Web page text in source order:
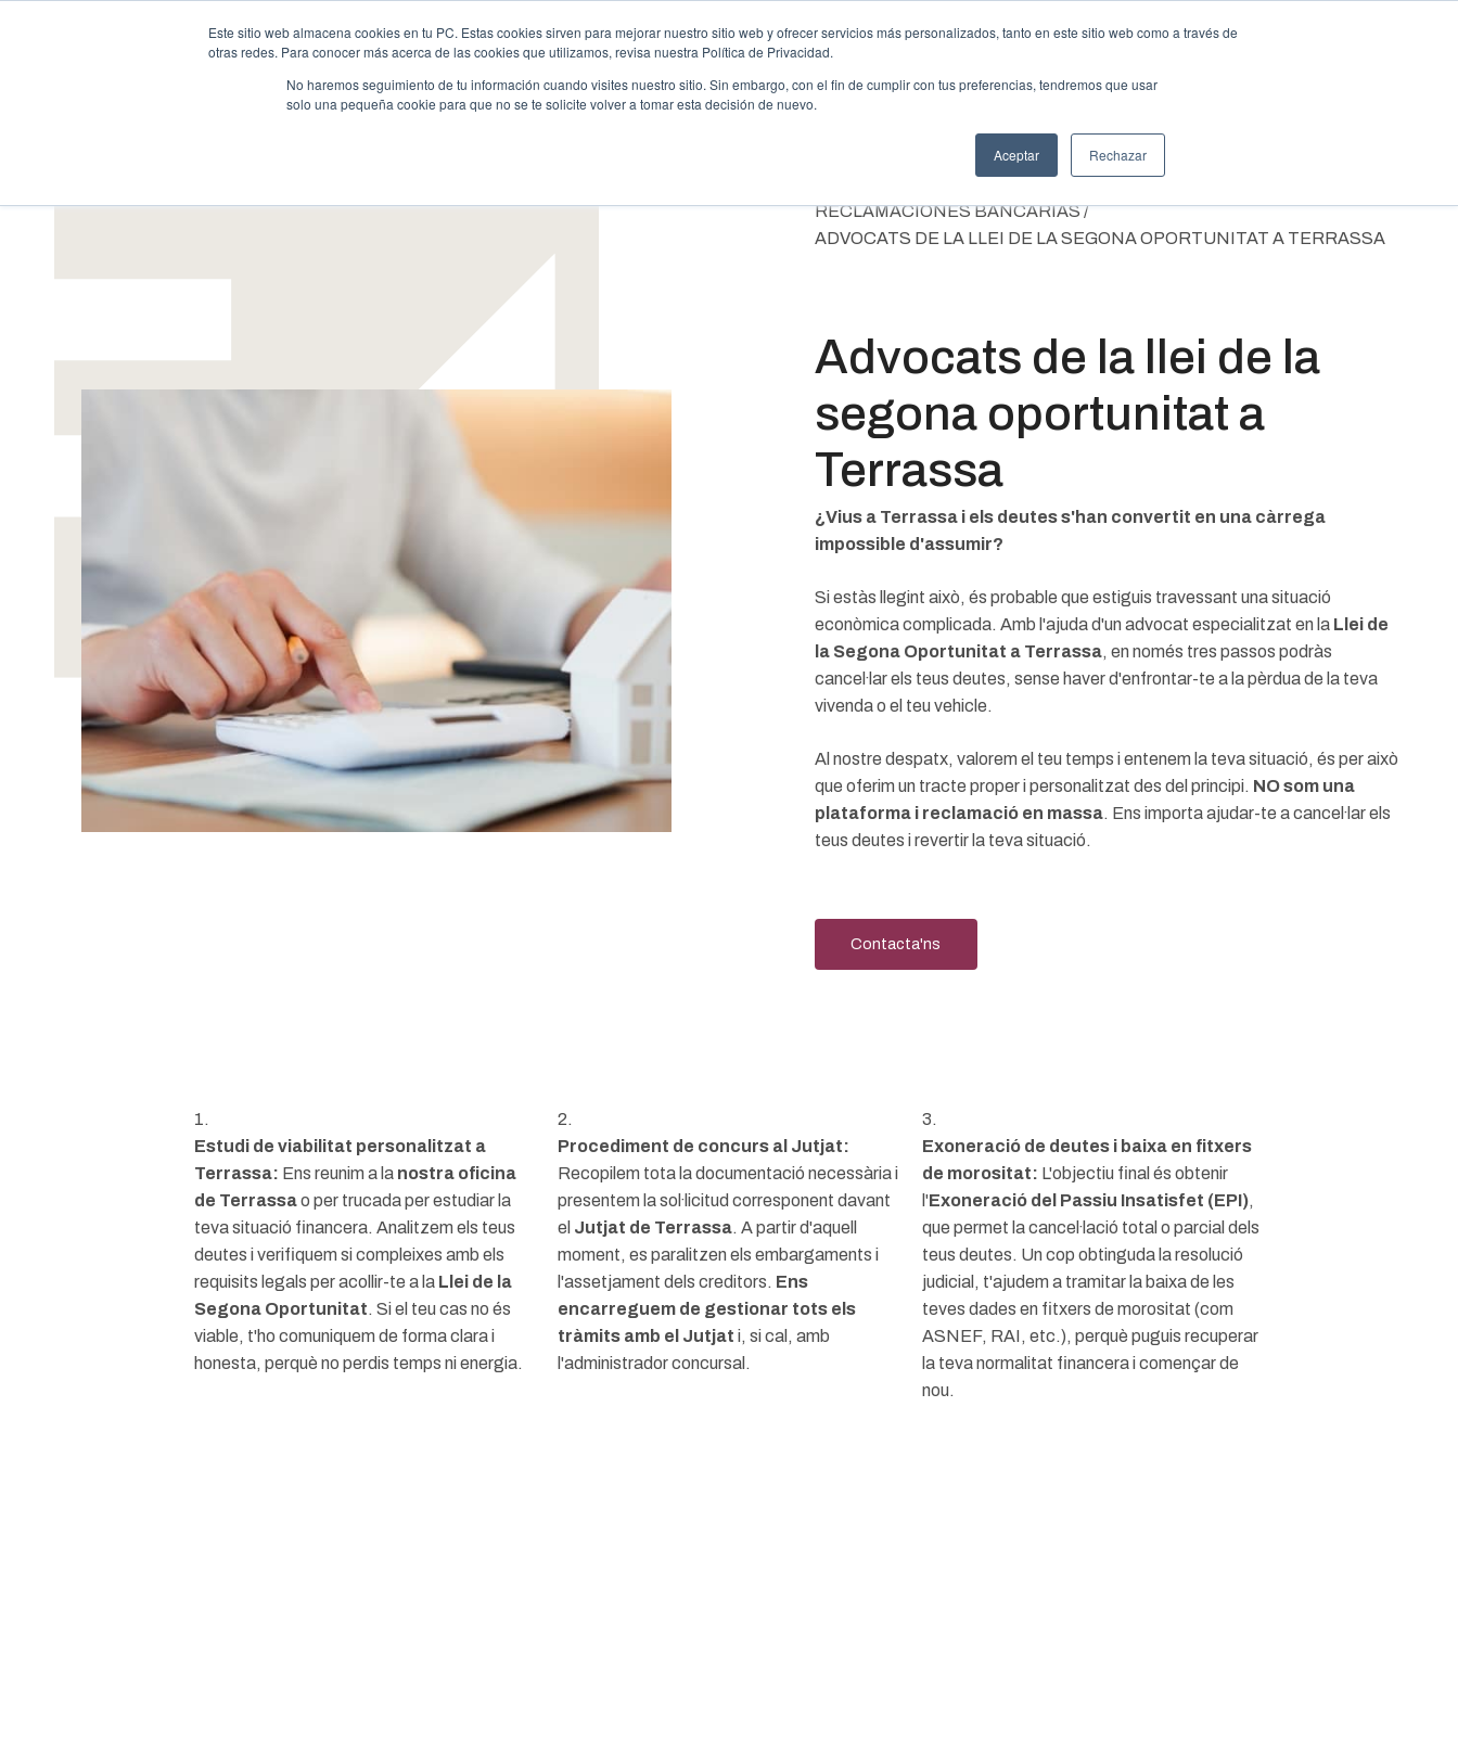
Este sitio web almacena cookies en tu PC. Estas cookies sirven para mejorar nuestro sitio web y ofrecer servicios más personalizados, tanto en este sitio web como a través de
otras redes. Para conocer más acerca de las cookies que utilizamos, revisa nuestra Política de Privacidad.
No haremos seguimiento de tu información cuando visites nuestro sitio. Sin embargo, con el fin de cumplir con tus preferencias, tendremos que usar
solo una pequeña cookie para que no se te solicite volver a tomar esta decisión de nuevo.
Aceptar Rechazar
RECLAMACIONES BANCARIAS /
ADVOCATS DE LA LLEI DE LA SEGONA OPORTUNITAT A TERRASSA
Advocats de la llei de la
segona oportunitat a
Terrassa
¿Vius a Terrassa i els deutes s'han convertit en una càrrega
impossible d'assumir?
Si estàs llegint això, és probable que estiguis travessant una situació
econòmica complicada. Amb l'ajuda d'un advocat especialitzat en la Llei de
la Segona Oportunitat a Terrassa, en només tres passos podràs
cancel·lar els teus deutes, sense haver d'enfrontar-te a la pèrdua de la teva
vivenda o el teu vehicle.
Al nostre despatx, valorem el teu temps i entenem la teva situació, és per això
que oferim un tracte proper i personalitzat des del principi. NO som una
plataforma i reclamació en massa. Ens importa ajudar-te a cancel·lar els
teus deutes i revertir la teva situació.
Contacta'ns
1.
Estudi de viabilitat personalitzat a
Terrassa: Ens reunim a la nostra oficina
de Terrassao per trucada per estudiar la
teva situació financera. Analitzem els teus
deutes i verifiquem si compleixes amb els
requisits legals per acollir-te a la Llei de la
Segona Oportunitat. Si el teu cas no és
viable, t'ho comuniquem de forma clara i
honesta, perquè no perdis temps ni energia.
2.
Procediment de concurs al Jutjat:
Recopilem tota la documentació necessària i
presentem la sol·licitud corresponent davant
el Jutjat de Terrassa. A partir d'aquell
moment, es paralitzen els embargaments i
l'assetjament dels creditors. Ens
encarreguem de gestionar tots els
tràmits amb el Jutjat i, si cal, amb
l'administrador concursal.
3.
Exoneració de deutes i baixa en fitxers
de morositat: L'objectiu final és obtenir
l'Exoneració del Passiu Insatisfet (EPI),
que permet la cancel·lació total o parcial dels
teus deutes. Un cop obtinguda la resolució
judicial, t'ajudem a tramitar la baixa de les
teves dades en fitxers de morositat (com
ASNEF, RAI, etc.), perquè puguis recuperar
la teva normalitat financera i començar de
nou.